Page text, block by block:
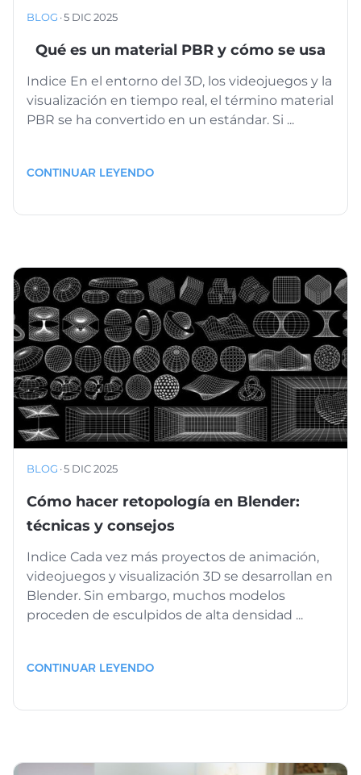
BLOG ·5 DIC 2025
Qué es un material PBR y cómo se usa
Indice En el entorno del 3D, los videojuegos y la
visualización en tiempo real, el término material
PBR se ha convertido en un estándar. Si ...
CONTINUAR LEYENDO
BLOG ·5 DIC 2025
Cómo hacer retopología en Blender:
técnicas y consejos
Indice Cada vez más proyectos de animación,
videojuegos y visualización 3D se desarrollan en
Blender. Sin embargo, muchos modelos
proceden de esculpidos de alta densidad ...
CONTINUAR LEYENDO